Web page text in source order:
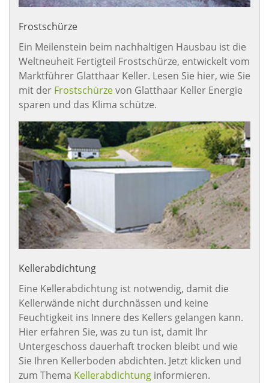
Frostschürze
Ein Meilenstein beim nachhaltigen Hausbau ist die
Weltneuheit Fertigteil Frostschürze, entwickelt vom
Marktführer Glatthaar Keller. Lesen Sie hier, wie Sie
mit der Frostschürzevon Glatthaar Keller Energie
sparen und das Klima schütze.
Kellerabdichtung
Eine Kellerabdichtung ist notwendig, damit die
Kellerwände nicht durchnässen und keine
Feuchtigkeit ins Innere des Kellers gelangen kann.
Hier erfahren Sie, was zu tun ist, damit Ihr
Untergeschoss dauerhaft trocken bleibt und wie
Sie Ihren Kellerboden abdichten. Jetzt klicken und
zum Thema Kellerabdichtung informieren.